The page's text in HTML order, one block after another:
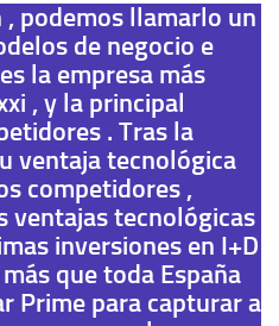
, podemos llamarlo un
de negocio e
la empresa más
, y la principal
. Tras la
ventaja tecnológica
competidores ,
ventajas tecnológicas
inversiones en I+D
que toda España
Prime para capturar a